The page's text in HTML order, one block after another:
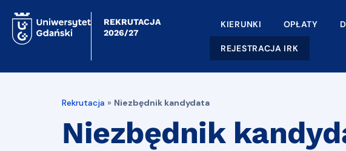
REKRUTACJA
2026/27
KIERUNKI OPŁATY
REJESTRACJA IRK
Rekrutacja » Niezbędnik kandydata
Niezbędnik